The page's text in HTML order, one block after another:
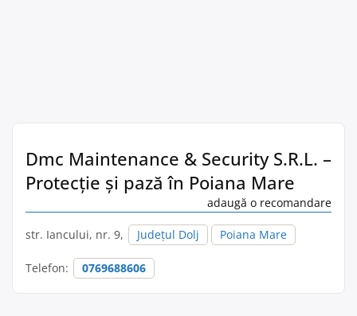
Dmc Maintenance & Security S.R.L. –
Protecție și pază în Poiana Mare
adaugă o recomandare
str. Iancului, nr. 9, Județul Dolj Poiana Mare
Telefon: 0769688606